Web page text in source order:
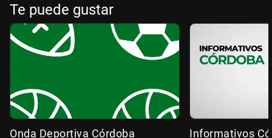
Te puede gustar
Onda Deportiva Córdoba Informativos